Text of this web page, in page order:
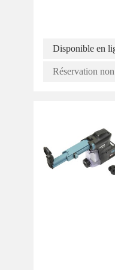
Disponible en
Réservation